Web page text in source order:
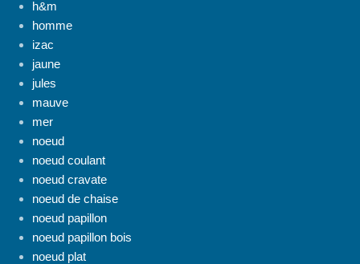
h&m
homme
izac
jaune
jules
mauve
mer
noeud
noeud coulant
noeud cravate
noeud de chaise
noeud papillon
noeud papillon bois
noeud plat